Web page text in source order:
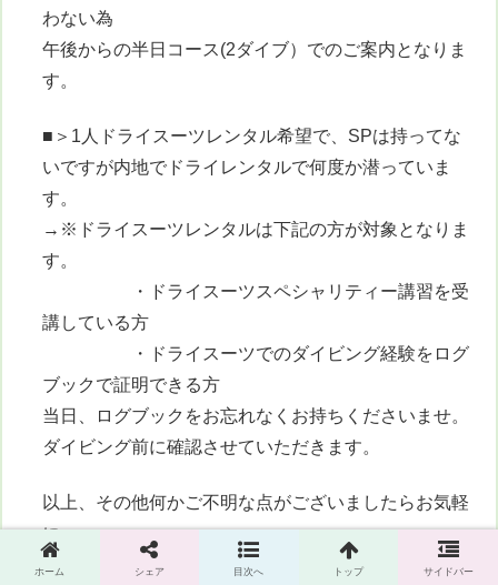
わない為
午後からの半日コース(2ダイブ）でのご案内となりま
す。
■＞1人ドライスーツレンタル希望で、SPは持ってな
いですが内地でドライレンタルで何度か潜っていま
す。
→※ドライスーツレンタルは下記の方が対象となりま
す。
・ドライスーツスペシャリティー講習を受
講している方
・ドライスーツでのダイビング経験をログ
ブックで証明できる方
当日、ログブックをお忘れなくお持ちくださいませ。
ダイビング前に確認させていただきます。
以上、その他何かご不明な点がございましたらお気軽
に
お問い合わせくださいませ。
ホーム シェア 目次へ トップ サイドバー